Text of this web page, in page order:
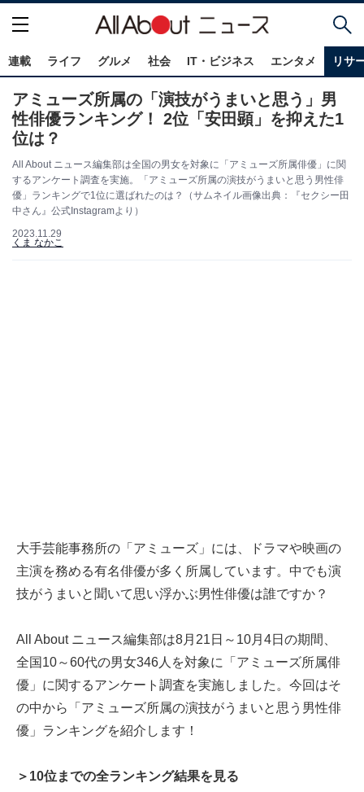
連載 ライフ グルメ 社会 IT・ビジネス エンタメ リサ
アミューズ所属の「演技がうまいと思う」男
性俳優ランキング！ 2位「安田顕」を抑えた1
位は？
All About ニュース編集部は全国の男女を対象に「アミューズ所属俳優」に関
するアンケート調査を実施。「アミューズ所属の演技がうまいと思う男性俳
優」ランキングで1位に選ばれたのは？（サムネイル画像出典：『セクシー田
中さん』公式Instagramより）
2023.11.29
くま なかこ
大手芸能事務所の「アミューズ」には、ドラマや映画の
主演を務める有名俳優が多く所属しています。中でも演
技がうまいと聞いて思い浮かぶ男性俳優は誰ですか？
All About ニュース編集部は8月21日～10月4日の期間、
全国10～60代の男女346人を対象に「アミューズ所属俳
優」に関するアンケート調査を実施しました。今回はそ
の中から「アミューズ所属の演技がうまいと思う男性俳
優」ランキングを紹介します！
＞10位までの全ランキング結果を見る